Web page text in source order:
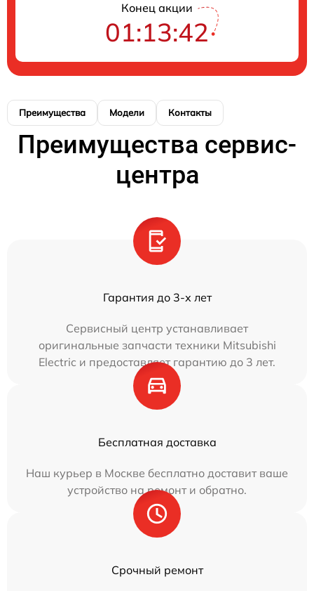
Конец акции
01:13:42
Преимущества Модели Контакты
Преимущества сервис-
центра
Гарантия до 3-х лет
Сервисный центр устанавливает
оригинальные запчасти техники Mitsubishi
Electric и предоставляет гарантию до 3 лет.
Бесплатная доставка
Наш курьер в Москве бесплатно доставит ваше
устройство на ремонт и обратно.
Срочный ремонт